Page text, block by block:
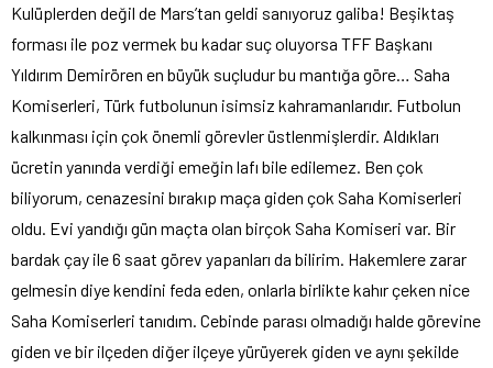
Kulüplerden değil de Mars’tan geldi sanıyoruz galiba! Beşiktaş
forması ile poz vermek bu kadar suç oluyorsa TFF Başkanı
Yıldırım Demirören en büyük suçludur bu mantığa göre… Saha
Komiserleri, Türk futbolunun isimsiz kahramanlarıdır. Futbolun
kalkınması için çok önemli görevler üstlenmişlerdir. Aldıkları
ücretin yanında verdiği emeğin lafı bile edilemez. Ben çok
biliyorum, cenazesini bırakıp maça giden çok Saha Komiserleri
oldu. Evi yandığı gün maçta olan birçok Saha Komiseri var. Bir
bardak çay ile 6 saat görev yapanları da bilirim. Hakemlere zarar
gelmesin diye kendini feda eden, onlarla birlikte kahır çeken nice
Saha Komiserleri tanıdım. Cebinde parası olmadığı halde görevine
giden ve bir ilçeden diğer ilçeye yürüyerek giden ve aynı şekilde